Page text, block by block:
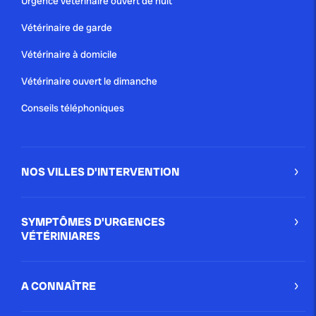
Une chose est sûre, les services d’urgences
Blog
Vétérinaire de garde
Vétérinaire à domicile
Vétérinaire ouvert le dimanche
Conseils téléphoniques
NOS VILLES D'INTERVENTION
SYMPTÔMES D'URGENCES
VÉTÉRINIARES
A CONNAÎTRE